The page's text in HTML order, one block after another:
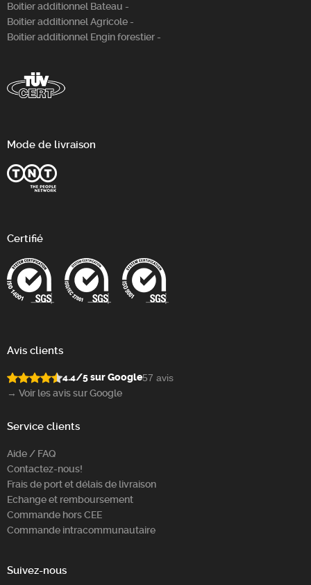
Boitier additionnel Bateau -
Boitier additionnel Agricole -
Boitier additionnel Engin forestier -
Mode de livraison
Certifié
Avis clients
4.4/5 sur Google57 avis
→ Voir les avis sur Google
Service clients
Aide / FAQ
Contactez-nous!
Frais de port et délais de livraison
Echange et remboursement
Commande hors CEE
Commande intracommunautaire
Suivez-nous